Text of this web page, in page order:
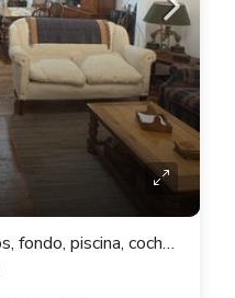
Casa en venta 4 dormitorios, fondo, piscina, cocheras en Atahualpa